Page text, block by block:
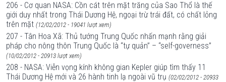
206 - Cơ quan NASA: Cồn cát trên mặt trăng của Sao Thổ là thế
giới duy nhất trong Thái Dương Hệ, ngoại trừ trái đất, có chất lỏng
trên mặt (12/02/2012 - 19041 lượt xem)
207 - Tân Hoa Xã: Thủ tướng Trung Quốc nhấn mạnh rằng giải
pháp cho nông thôn Trung Quốc là “tự quản” – “self-governess”
(10/02/2012 - 20913 lượt xem)
208 - NASA: Viễn vọng kính không gian Kepler giúp tìm thấy 11
Thái Dương Hệ mới và 26 hành tinh lạ ngoài vũ trụ (02/02/2012 - 20933